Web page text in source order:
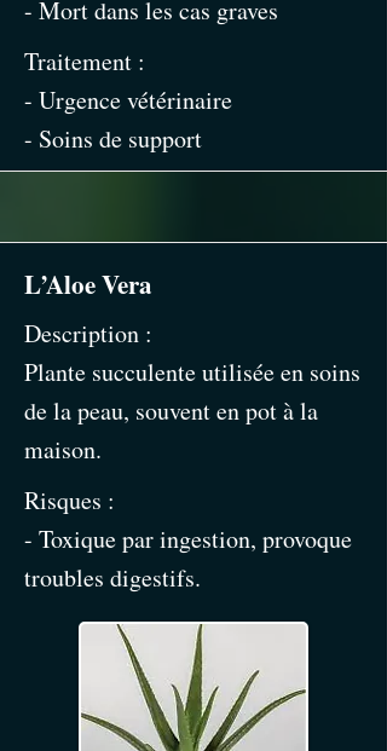
- Mort dans les cas graves
Traitement :
- Urgence vétérinaire
- Soins de support
L’Aloe Vera
Description :
Plante succulente utilisée en soins
de la peau, souvent en pot à la
maison.
Risques :
- Toxique par ingestion, provoque
troubles digestifs.